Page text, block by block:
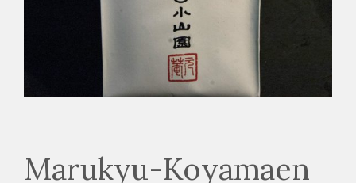
Marukyu-Koyamaen